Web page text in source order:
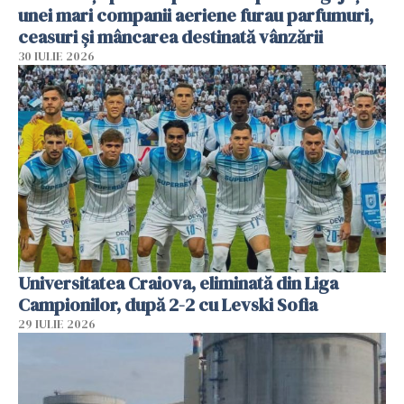
unei mari companii aeriene furau parfumuri,
ceasuri și mâncarea destinată vânzării
30 IULIE 2026
Universitatea Craiova, eliminată din Liga
Campionilor, după 2-2 cu Levski Sofia
29 IULIE 2026